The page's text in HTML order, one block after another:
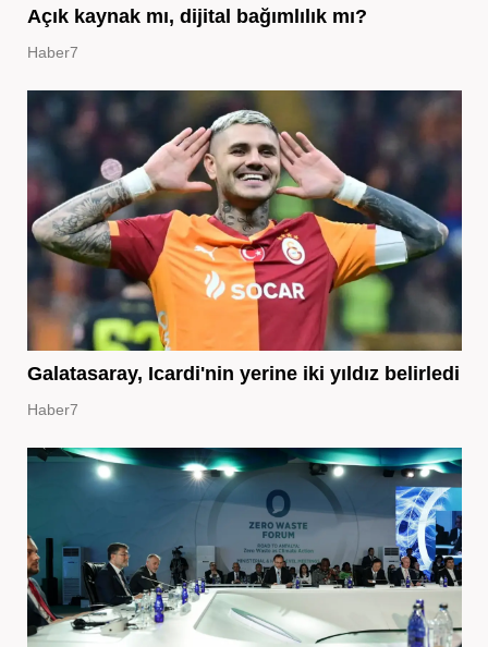
Açık kaynak mı, dijital bağımlılık mı?
Haber7
Galatasaray, Icardi'nin yerine iki yıldız belirledi
Haber7